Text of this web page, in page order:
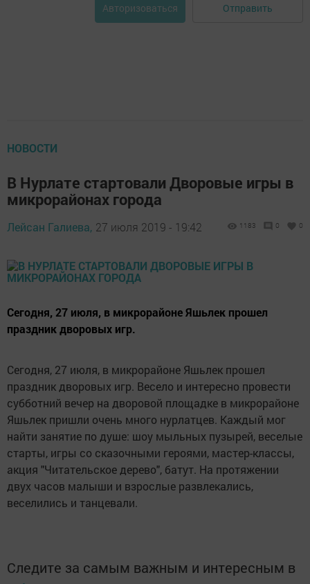
Авторизоваться Отправить
НОВОСТИ
В Нурлате стартовали Дворовые игры в
микрорайонах города
Лейсан Галиева, 27 июля 2019 - 19:42 1183 0 0
Сегодня, 27 июля, в микрорайоне Яшьлек прошел
праздник дворовых игр.
Сегодня, 27 июля, в микрорайоне Яшьлек прошел
праздник дворовых игр. Весело и интересно провести
субботний вечер на дворовой площадке в микрорайоне
Яшьлек пришли очень много нурлатцев. Каждый мог
найти занятие по душе: шоу мыльных пузырей, веселые
старты, игры со сказочными героями, мастер-классы,
акция "Читательское дерево", батут. На протяжении
двух часов малыши и взрослые развлекались,
веселились и танцевали.
Следите за самым важным и интересным в